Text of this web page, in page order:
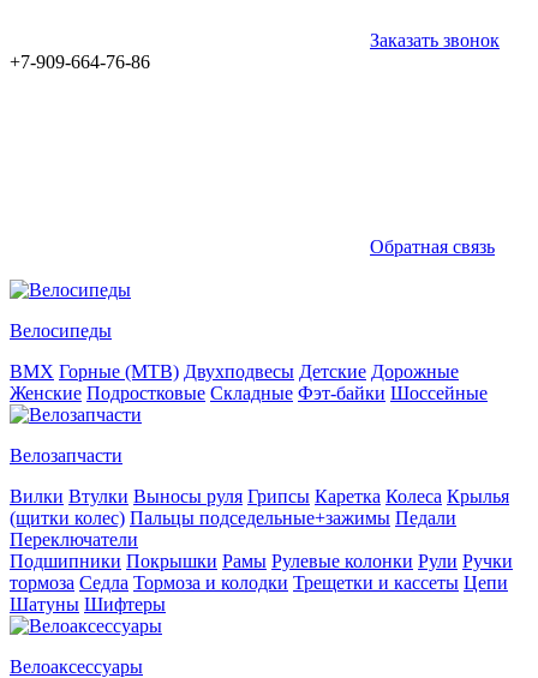
Заказать звонок
+7-909-664-76-86
Обратная связь
Велосипеды
BMX Горные (MTB) Двухподвесы Детские Дорожные
Женские Подростковые Складные Фэт-байки Шоссейные
Велозапчасти
Вилки Втулки Выносы руля Грипсы Каретка Колеса Крылья
(щитки колес) Пальцы подседельные+зажимы Педали
Переключатели
Подшипники Покрышки Рамы Рулевые колонки Рули Ручки
тормоза Седла Тормоза и колодки Трещетки и кассеты Цепи
Шатуны Шифтеры
Велоаксессуары